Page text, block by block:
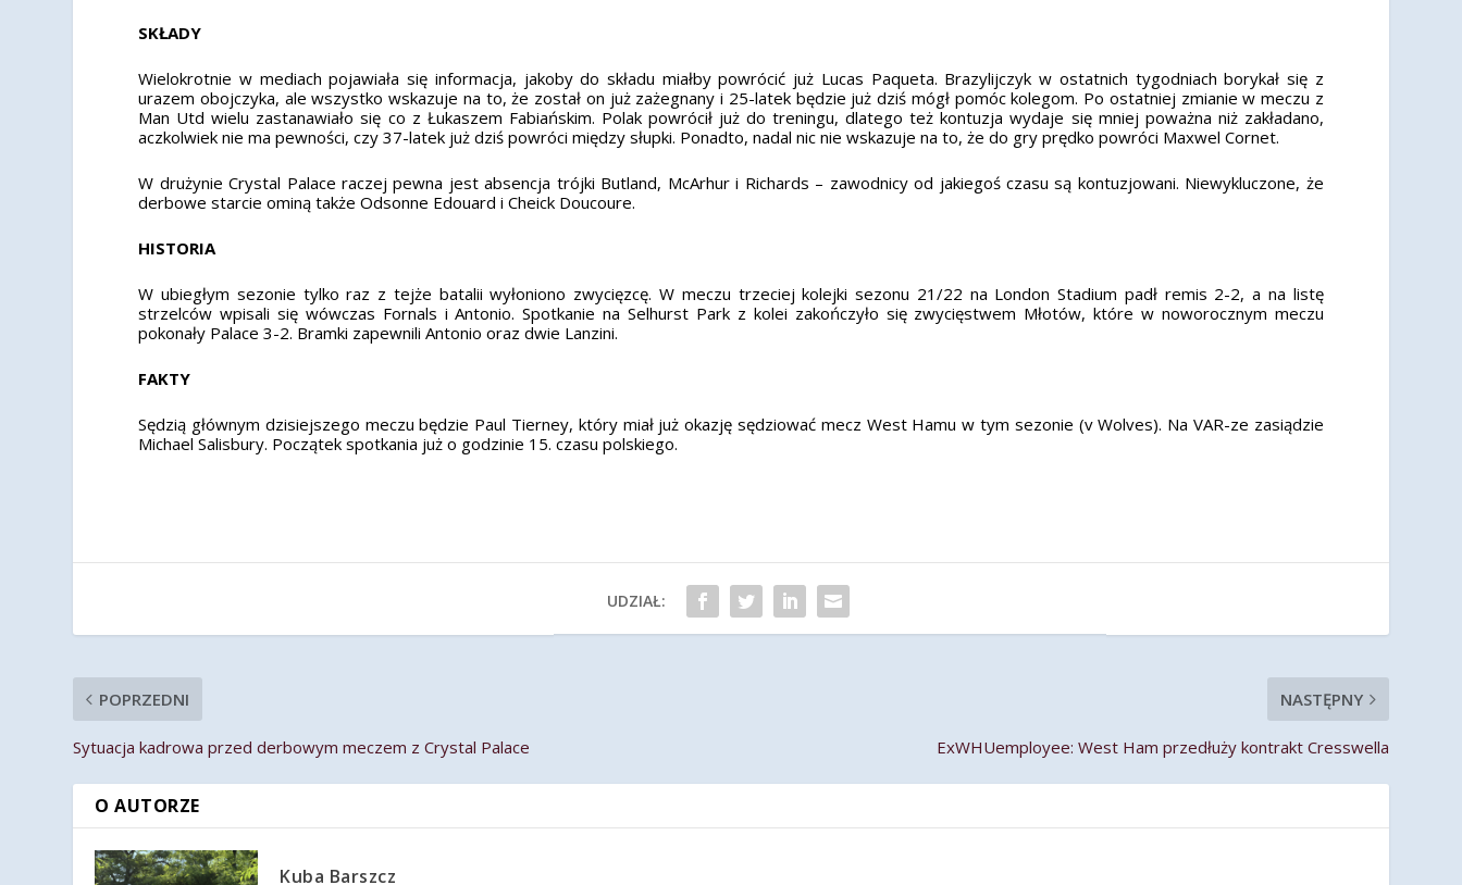
SKŁADY
Wielokrotnie w mediach pojawiała się informacja, jakoby do składu miałby powrócić już Lucas Paqueta. Brazylijczyk w ostatnich tygodniach borykał się z
urazem obojczyka, ale wszystko wskazuje na to, że został on już zażegnany i 25-latek będzie już dziś mógł pomóc kolegom. Po ostatniej zmianie w meczu z
Man Utd wielu zastanawiało się co z Łukaszem Fabiańskim. Polak powrócił już do treningu, dlatego też kontuzja wydaje się mniej poważna niż zakładano,
aczkolwiek nie ma pewności, czy 37-latek już dziś powróci między słupki. Ponadto, nadal nic nie wskazuje na to, że do gry prędko powróci Maxwel Cornet.
W drużynie Crystal Palace raczej pewna jest absencja trójki Butland, McArhur i Richards – zawodnicy od jakiegoś czasu są kontuzjowani. Niewykluczone, że
derbowe starcie ominą także Odsonne Edouard i Cheick Doucoure.
HISTORIA
W ubiegłym sezonie tylko raz z tejże batalii wyłoniono zwycięzcę. W meczu trzeciej kolejki sezonu 21/22 na London Stadium padł remis 2-2, a na listę
strzelców wpisali się wówczas Fornals i Antonio. Spotkanie na Selhurst Park z kolei zakończyło się zwycięstwem Młotów, które w noworocznym meczu
pokonały Palace 3-2. Bramki zapewnili Antonio oraz dwie Lanzini.
FAKTY
Sędzią głównym dzisiejszego meczu będzie Paul Tierney, który miał już okazję sędziować mecz West Hamu w tym sezonie (v Wolves). Na VAR-ze zasiądzie
Michael Salisbury. Początek spotkania już o godzinie 15. czasu polskiego.
UDZIAŁ:
POPRZEDNI
Sytuacja kadrowa przed derbowym meczem z Crystal Palace
NASTĘPNY
ExWHUemployee: West Ham przedłuży kontrakt Cresswella
O AUTORZE
Kuba Barszcz